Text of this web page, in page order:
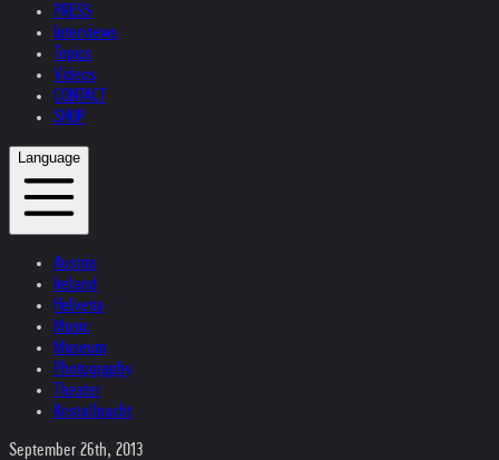
PRESS
Interviews
Topics
Videos
CONTACT
SHOP
Language
Austria
Ireland
Helvetia
Music
Museum
Photography
Theater
Kristallnacht
September 26th, 2013